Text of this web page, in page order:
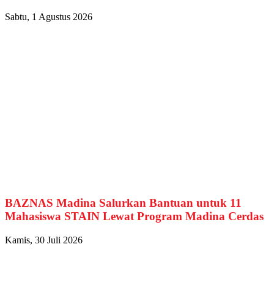
Sabtu, 1 Agustus 2026
BAZNAS Madina Salurkan Bantuan untuk 11
Mahasiswa STAIN Lewat Program Madina Cerdas
Kamis, 30 Juli 2026